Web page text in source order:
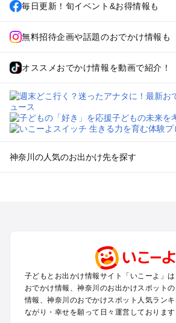
毎日更新！旬イベント&お得情報も
無料招待企画や話題のおでかけ情報も
オススメおでかけ情報を動画で紹介！
神奈川の人気のお出かけ先を探す
小田原・熱海・湯河原・真鶴のプールお出
町田・相模原・愛川・上野原のプールお出
新横浜・港北エリア・日吉・青葉台・鶴
川崎のプールお出かけ
海老名・厚木のプールお出かけ
子どもとお出かけ情報サイト「いこーよ」
おでかけ情報、神奈川のお出かけスポット
情報、神奈川のおでかけスポット人気ラン
ながり・幸せを願って日々運営しております